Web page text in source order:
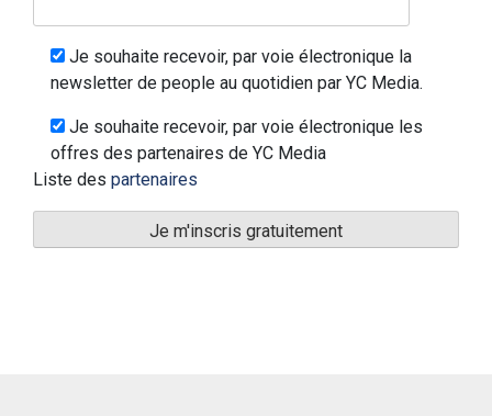
Je souhaite recevoir, par voie électronique la
newsletter de people au quotidien par YC Media.
Je souhaite recevoir, par voie électronique les
offres des partenaires de YC Media
Liste des partenaires